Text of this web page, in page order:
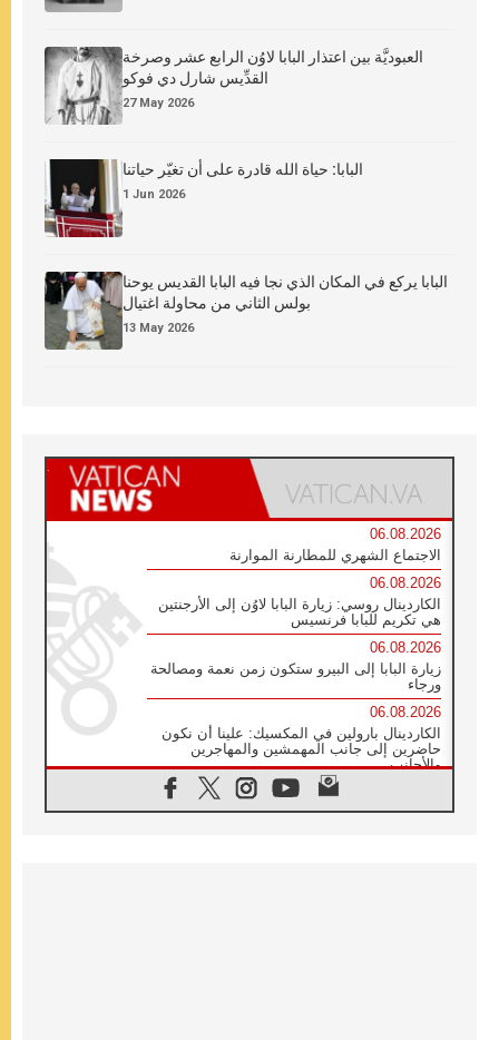
العبوديَّة بين اعتذار البابا لاوُن الرابع عشر وصرخة
القدِّيس شارل دي فوكو
27 May 2026
البابا: حياة الله قادرة على أن تغيّر حياتنا
1 Jun 2026
البابا يركع في المكان الذي نجا فيه البابا القديس يوحنا
بولس الثاني من محاولة اغتيال
13 May 2026
06.08.2026
الاجتماع الشهري للمطارنة الموارنة
06.08.2026
الكاردينال روسي: زيارة البابا لاوُن إلى الأرجنتين
هي تكريم للبابا فرنسيس
06.08.2026
زيارة البابا إلى البيرو ستكون زمن نعمة ومصالحة
ورجاء
06.08.2026
الكاردينال بارولين في المكسيك: علينا أن نكون
حاضرين إلى جانب المهمشين والمهاجرين
والأجانب
البابا لاوُن الرابع عشر للشباب في أسيزي: